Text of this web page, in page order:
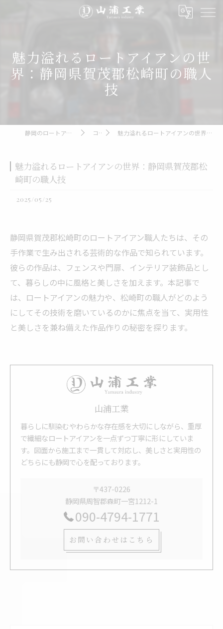
魅力溢れるロートアイアンの世
界：静岡県賀茂郡松崎町の職人
技
静岡のロートアイアンなら山浦工業 コラム 魅力溢れるロートアイアンの世界：静岡県賀茂郡松崎町の職人技
魅力溢れるロートアイアンの世界：静岡県賀茂郡松
崎町の職人技
2025/05/25
静岡県賀茂郡松崎町のロートアイアン職人たちは、その
手作業で生み出される芸術的な作品で知られています。
彼らの作品は、フェンスや門扉、インテリア装飾品とし
て、暮らしの中に風格と美しさを加えます。本記事で
は、ロートアイアンの魅力や、松崎町の職人がどのよう
にしてその技術を磨いているのかに焦点を当て、実用性
と美しさを兼ね備えた作品作りの秘密を探ります。
山浦工業
暮らしに馴染むやわらかな存在感を大切にしながら、重厚
で繊細なロートアイアンを一点ずつ丁寧に形にしていま
す。図面から施工まで一貫して対応し、美しさと実用性の
どちらにも静岡で心を配っております。
〒437-0226
静岡県周智郡森町一宮1212-1
090-4794-1771
お問い合わせはこちら